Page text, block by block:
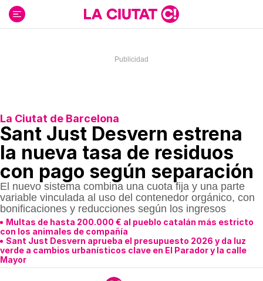
contenido
La Ciutat de Barcelona
Sant Just Desvern estrena
la nueva tasa de residuos
con pago según separación
El nuevo sistema combina una cuota fija y una parte
variable vinculada al uso del contenedor orgánico, con
bonificaciones y reducciones según los ingresos
Multas de hasta 200.000 € al pueblo catalán más estricto
con los animales de compañía
Sant Just Desvern aprueba el presupuesto 2026 y da luz
verde a cambios urbanísticos clave en El Parador y la calle
Mayor